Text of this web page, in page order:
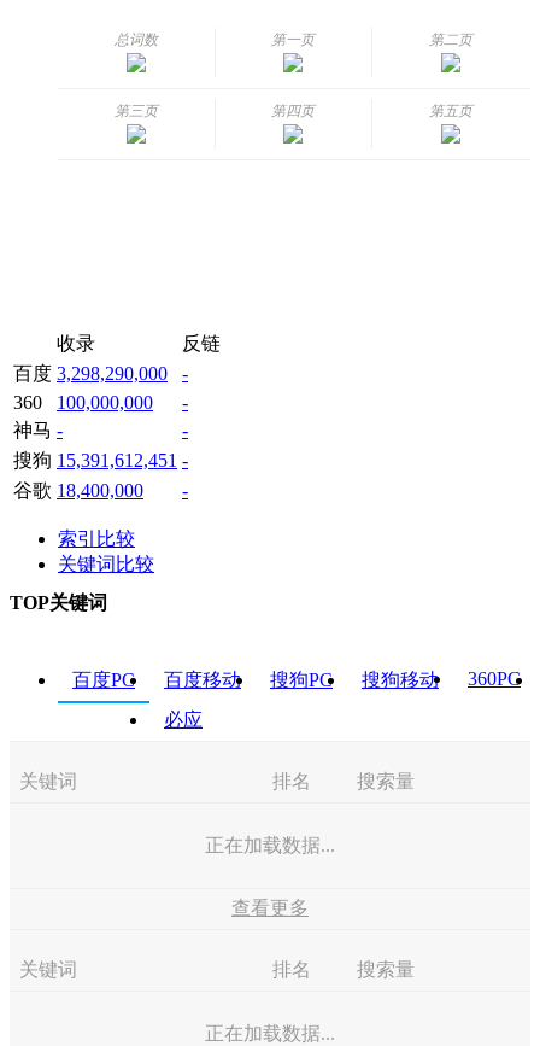
总词数 第一页 第二页
第三页 第四页 第五页
收录
反链
百度 3,298,290,000
-
360
100,000,000
-
神马 -
-
搜狗 15,391,612,451 -
谷歌 18,400,000 -
索引比较
关键词比较
TOP关键词
百度PC 百度移动 搜狗PC 搜狗移动
360PC
必应
关键词 排名 搜索量
正在加载数据...
查看更多
关键词 排名 搜索量
正在加载数据...